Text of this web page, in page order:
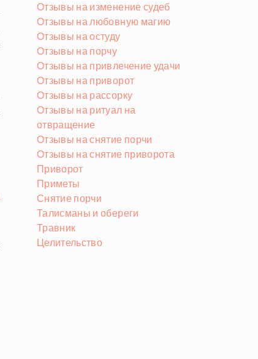
Отзывы на изменение судеб
Отзывы на любовную магию
Отзывы на остуду
Отзывы на порчу
Отзывы на привлечение удачи
Отзывы на приворот
Отзывы на рассорку
Отзывы на ритуал на
отвращение
Отзывы на снятие порчи
Отзывы на снятие приворота
Приворот
Приметы
Снятие порчи
Талисманы и обереги
Травник
Целительство